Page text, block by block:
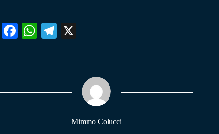
Fa W
pp
Te
m
Mimmo Colucci